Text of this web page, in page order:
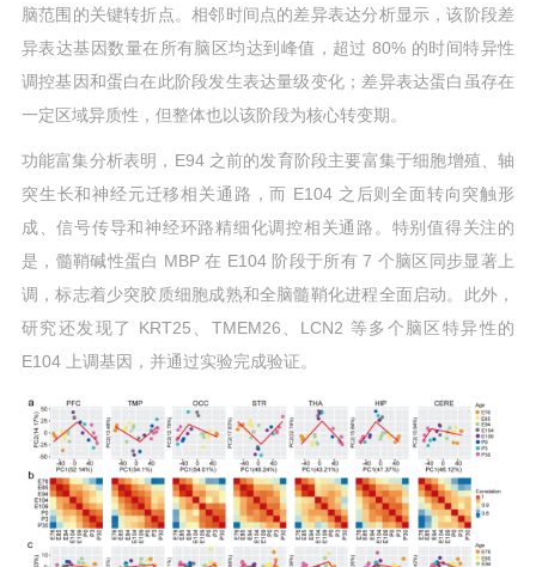
脑范围的关键转折点。相邻时间点的差异表达分析显示，该阶段差
异表达基因数量在所有脑区均达到峰值，超过 80% 的时间特异性
调控基因和蛋白在此阶段发生表达量级变化；差异表达蛋白虽存在
一定区域异质性，但整体也以该阶段为核心转变期。
功能富集分析表明，E94 之前的发育阶段主要富集于细胞增殖、轴
突生长和神经元迁移相关通路，而 E104 之后则全面转向突触形
成、信号传导和神经环路精细化调控相关通路。特别值得关注的
是，髓鞘碱性蛋白 MBP 在 E104 阶段于所有 7 个脑区同步显著上
调，标志着少突胶质细胞成熟和全脑髓鞘化进程全面启动。此外，
研究还发现了 KRT25、TMEM26、LCN2 等多个脑区特异性的
E104 上调基因，并通过实验完成验证。